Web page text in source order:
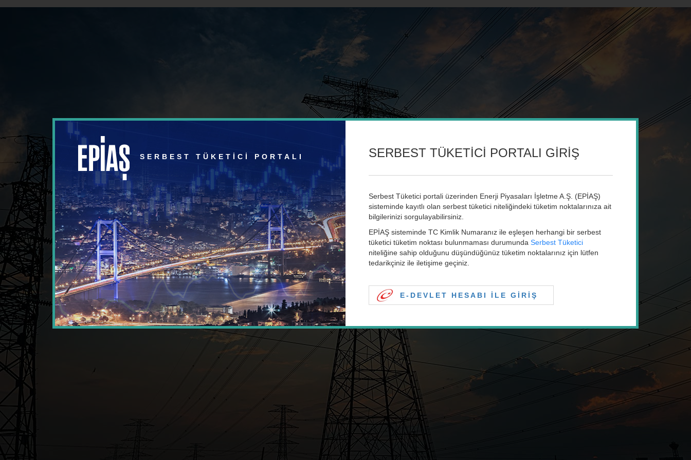
SERBEST TÜKETİCİ PORTALI SERBEST TÜKETİCİ PORTALI GİRİŞ
Serbest Tüketici portali üzerinden Enerji Piyasaları İşletme A.Ş. (EPİAŞ)
sisteminde kayıtlı olan serbest tüketici niteliğindeki tüketim noktalarınıza ait
bilgilerinizi sorgulayabilirsiniz.
EPİAŞ sisteminde TC Kimlik Numaranız ile eşleşen herhangi bir serbest
tüketici tüketim noktası bulunmaması durumunda Serbest Tüketici
niteliğine sahip olduğunu düşündüğünüz tüketim noktalarınız için lütfen
tedarikçiniz ile iletişime geçiniz.
E-DEVLET HESABI İLE GİRİŞ